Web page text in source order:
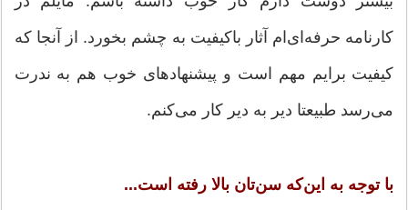
کارنامه حرفه‌ای‌ام آثار باکیفیت به چشم بخورد. از آنجا که
کیفیت برایم مهم است و پیشنهادهای خوب هم به ندرت
می‌رسد طبیعتا دیر به دیر کار می‌کنم.
با توجه به این‌که سن‌تان بالا رفته است...